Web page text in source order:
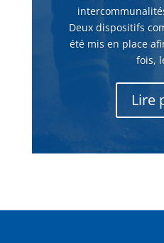
Deux dispositifs
été mis en place
fois,
Lire